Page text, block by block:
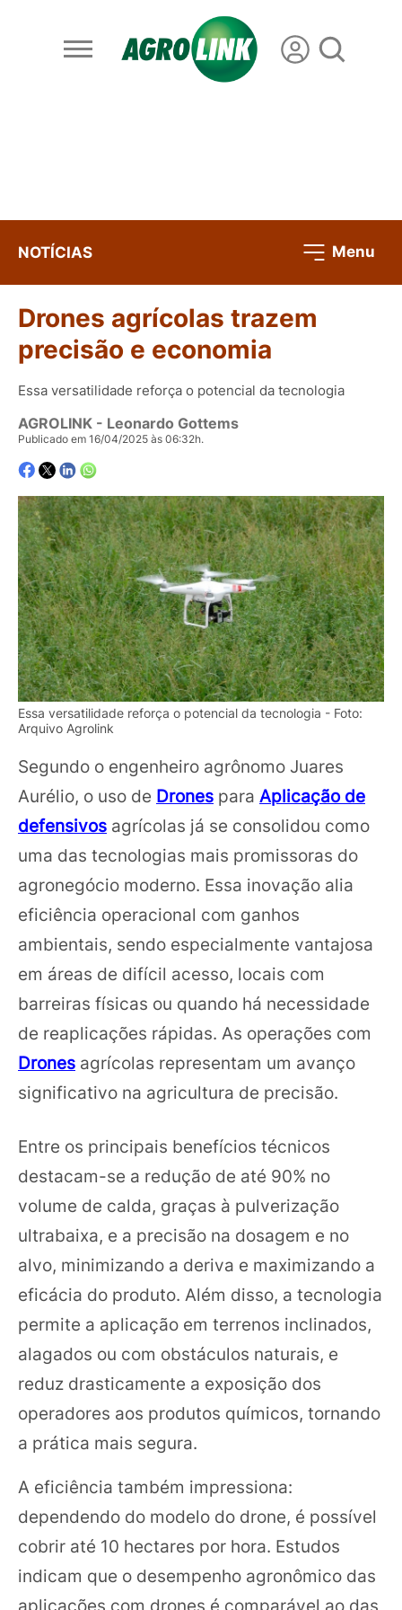
NOTÍCIAS Menu
Drones agrícolas trazem
precisão e economia
Essa versatilidade reforça o potencial da tecnologia
AGROLINK - Leonardo Gottems
Publicado em 16/04/2025 às 06:32h.
Essa versatilidade reforça o potencial da tecnologia - Foto:
Arquivo Agrolink
Segundo o engenheiro agrônomo Juares
Aurélio, o uso de Drones para Aplicação de
defensivos agrícolas já se consolidou como
uma das tecnologias mais promissoras do
agronegócio moderno. Essa inovação alia
eficiência operacional com ganhos
ambientais, sendo especialmente vantajosa
em áreas de difícil acesso, locais com
barreiras físicas ou quando há necessidade
de reaplicações rápidas. As operações com
Drones agrícolas representam um avanço
significativo na agricultura de precisão.
Entre os principais benefícios técnicos
destacam-se a redução de até 90% no
volume de calda, graças à pulverização
ultrabaixa, e a precisão na dosagem e no
alvo, minimizando a deriva e maximizando a
eficácia do produto. Além disso, a tecnologia
permite a aplicação em terrenos inclinados,
alagados ou com obstáculos naturais, e
reduz drasticamente a exposição dos
operadores aos produtos químicos, tornando
a prática mais segura.
A eficiência também impressiona:
dependendo do modelo do drone, é possível
cobrir até 10 hectares por hora. Estudos
indicam que o desempenho agronômico das
aplicações com drones é comparável ao das